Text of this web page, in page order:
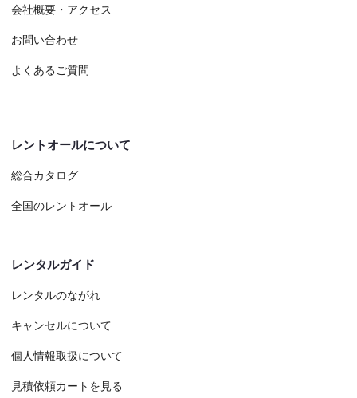
会社概要・アクセス
お問い合わせ
よくあるご質問
レントオールについて
総合カタログ
全国のレントオール
レンタルガイド
レンタルのながれ
キャンセルについて
個人情報取扱について
見積依頼カートを見る